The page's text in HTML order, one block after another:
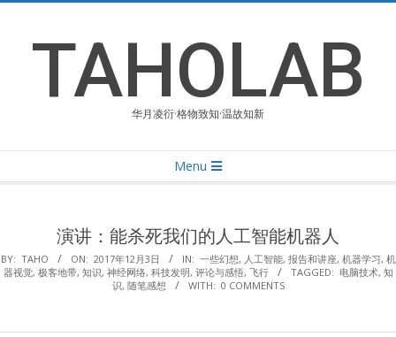
contentTAHOLAB
华月凌衍·格物致知·温故知新
Navigation
Menu
演讲：能杀死我们的人工智能机器人
BY: TAHO ON: 2017年12月3日 IN: 一些幻想, 人工智能, 报告和讲座, 机器学习, 机
器视觉, 极客地带, 知识, 神经网络, 科技发明, 评论与感悟, 飞行 TAGGED: 电脑技术, 知
识, 随笔感想 WITH: 0 COMMENTS